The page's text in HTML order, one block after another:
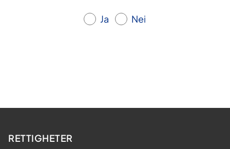
Ja Nei
RETTIGHETER